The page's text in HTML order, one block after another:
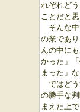
れぞれど
ことだと思
そんな
の業であ
んの中に
かった」
まった」
ではど
の勝手な
まえた上